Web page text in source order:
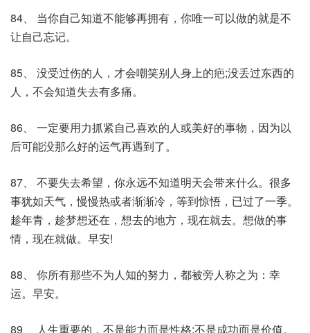
84、 当你自己知道不能够再拥有，你唯一可以做的就是不
让自己忘记。
85、 没受过伤的人，才会嘲笑别人身上的疤;没丢过东西的
人，不会知道失去有多痛。
86、 一定要用力抓紧自己喜欢的人或美好的事物，因为以
后可能没那么好的运气再遇到了。
87、 不要失去希望，你永远不知道明天会带来什么。很多
事犹如天气，慢慢热或者渐渐冷，等到惊悟，已过了一季。
趁年青，趁梦想还在，想去的地方，现在就去。想做的事
情，现在就做。早安!
88、 你所有那些不为人知的努力，都被旁人称之为：幸
运。早安。
89、 人生重要的，不是能力而是性格;不是成功而是价值。